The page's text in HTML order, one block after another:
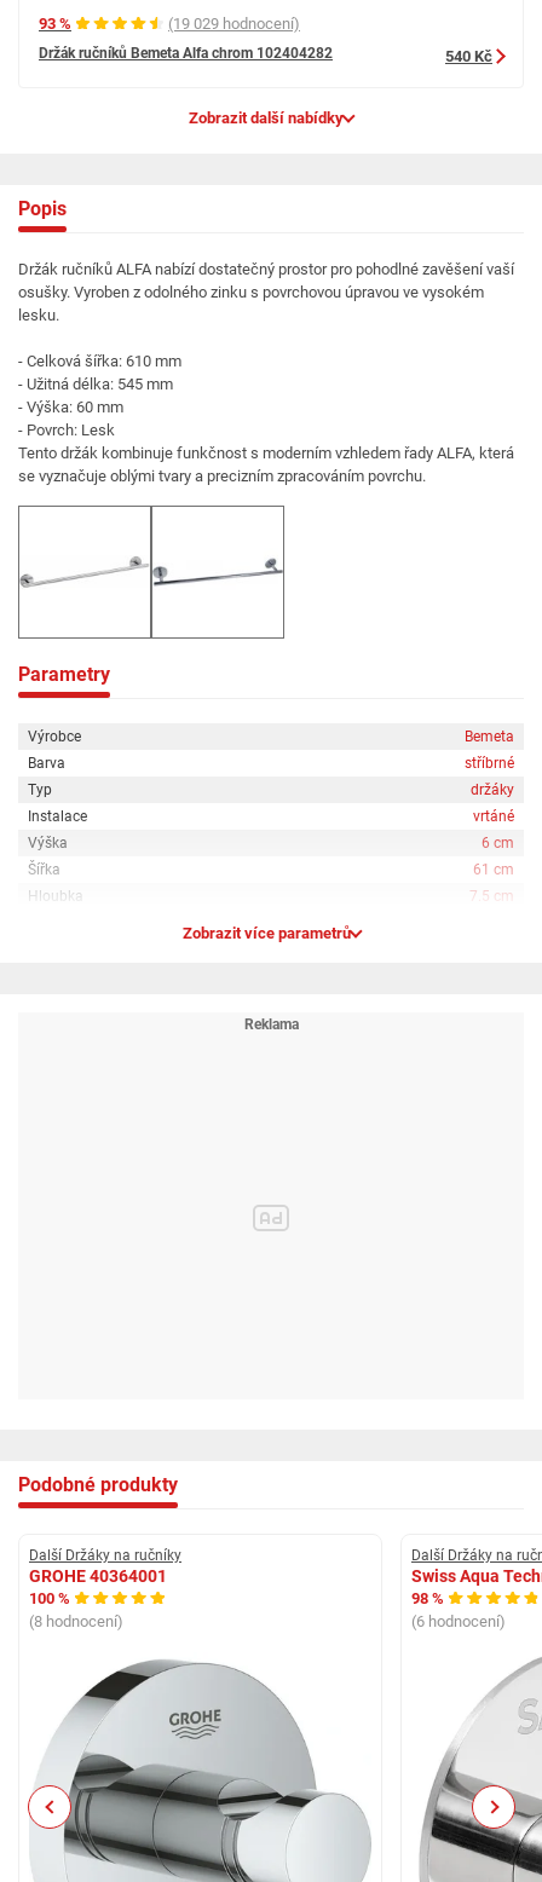
93 % (19 029 hodnocení)
Držák ručníků Bemeta Alfa chrom 102404282 540 Kč
Zobrazit další nabídky
Popis
Držák ručníků ALFA nabízí dostatečný prostor pro pohodlné zavěšení vaší
osušky. Vyroben z odolného zinku s povrchovou úpravou ve vysokém
lesku.
- Celková šířka: 610 mm
- Užitná délka: 545 mm
- Výška: 60 mm
- Povrch: Lesk
Tento držák kombinuje funkčnost s moderním vzhledem řady ALFA, která
se vyznačuje oblými tvary a precizním zpracováním povrchu.
Parametry
Výrobce
Bemeta
Barva
stříbrné
Typ
držáky
Instalace
vrtáné
Výška
6 cm
Šířka
61 cm
Hloubka
7.5 cm
Zobrazit více parametrů
Podobné produkty
Další Držáky na ručníky
GROHE 40364001
100 %
(8 hodnocení)
Další Držáky na
Swiss Aqua
98 %
(6 hodnocení)
Previous Next